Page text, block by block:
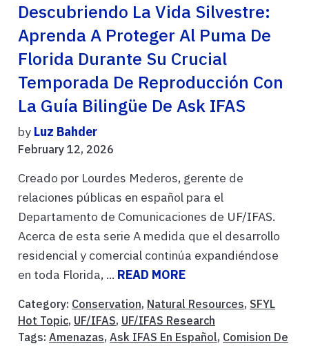
Descubriendo La Vida Silvestre:
Aprenda A Proteger Al Puma De
Florida Durante Su Crucial
Temporada De Reproducción Con
La Guía Bilingüe De Ask IFAS
by Luz Bahder
February 12, 2026
Creado por Lourdes Mederos, gerente de
relaciones públicas en español para el
Departamento de Comunicaciones de UF/IFAS.
Acerca de esta serie A medida que el desarrollo
residencial y comercial continúa expandiéndose
en toda Florida, ... READ MORE
Category: Conservation, Natural Resources, SFYL
Hot Topic, UF/IFAS, UF/IFAS Research
Tags: Amenazas, Ask IFAS En Español, Comision De